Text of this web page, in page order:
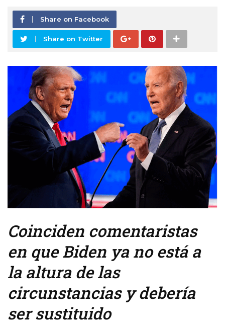
Share on Facebook
Share on Twitter
Coinciden comentaristas
en que Biden ya no está a
la altura de las
circunstancias y debería
ser sustituido